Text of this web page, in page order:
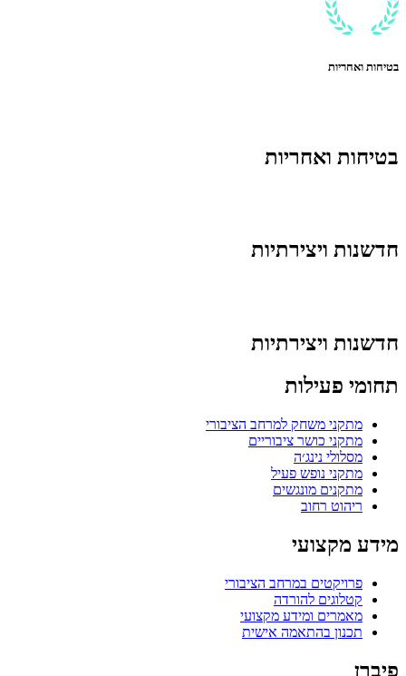
בטיחות ואחריות
בטיחות ואחריות
חדשנות ויצירתיות
חדשנות ויצירתיות
תחומי פעילות
מתקני משחק למרחב הציבורי
מתקני כושר ציבוריים
מסלולי נינג׳ה
מתקני נופש פעיל
מתקנים מונגשים
ריהוט רחוב
מידע מקצועי
פרויקטים במרחב הציבורי
קטלוגים להורדה
מאמרים ומידע מקצועי
תכנון בהתאמה אישית
פיברן